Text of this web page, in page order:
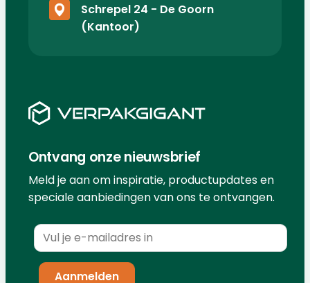
Schrepel 24 - De Goorn
(Kantoor)
Ontvang onze nieuwsbrief
Meld je aan om inspiratie, productupdates en
speciale aanbiedingen van ons te ontvangen.